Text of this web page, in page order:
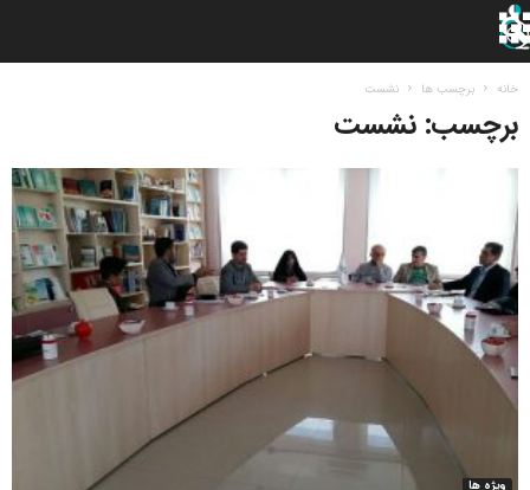
خانه برچسب ها نشست
برچسب: نشست
ویژه ها